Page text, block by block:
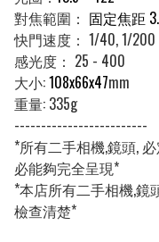
對焦範圍： 固定焦距
快門速度： 1/40, 1/200
感光度： 25 - 400
大小:108x66x47mm
重量: 335g
-------------------------
*所有二手相機,鏡頭,
必能夠完全呈現*
*本店所有二手相機,鏡
檢查清楚*